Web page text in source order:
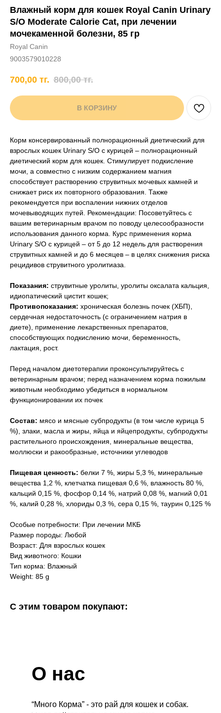
+7 706 407 30 81
Написать в WhatsApp
Влажный корм для кошек Royal Canin Urinary
S/O Moderate Calorie Cat, при лечении
мочекаменной болезни, 85 гр
Royal Canin
9003579010228
700,00 тг. 800,00 тг.
В КОРЗИНУ
Корм консервированный полнорационный диетический для
взрослых кошек Urinary S/O с курицей – полнорационный
диетический корм для кошек. Стимулирует подкисление
мочи, а совместно с низким содержанием магния
способствует растворению струвитных мочевых камней и
снижает риск их повторного образования. Также
рекомендуется при воспалении нижних отделов
мочевыводящих путей. Рекомендации: Посоветуйтесь с
вашим ветеринарным врачом по поводу целесообразности
использования данного корма. Курс применения корма
Urinary S/O с курицей – от 5 до 12 недель для растворения
струвитных камней и до 6 месяцев – в целях снижения риска
рецидивов струвитного уролитиаза.
Показания: струвитные уролиты, уролиты оксалата кальция,
идиопатический цистит кошек;
Противопоказания: хроническая болезнь почек (ХБП),
сердечная недостаточность (с ограничением натрия в
диете), применение лекарственных препаратов,
способствующих подкислению мочи, беременность,
лактация, рост.
Перед началом диетотерапии проконсультируйтесь с
ветеринарным врачом; перед назначением корма пожилым
животным необходимо убедиться в нормальном
функционировании их почек
Состав: мясо и мясные субпродукты (в том числе курица 5
%), злаки, масла и жиры, яйца и яйцепродукты, субпродукты
растительного происхождения, минеральные вещества,
моллюски и ракообразные, источники углеводов
Пищевая ценность: белки 7 %, жиры 5,3 %, минеральные
вещества 1,2 %, клетчатка пищевая 0,6 %, влажность 80 %,
кальций 0,15 %, фосфор 0,14 %, натрий 0,08 %, магний 0,01
%, калий 0,28 %, хлориды 0,3 %, сера 0,15 %, таурин 0,125 %
Особые потребности: При лечении МКБ
Размер породы: Любой
Возраст: Для взрослых кошек
Вид животного: Кошки
Тип корма: Влажный
Weight: 85 g
С этим товаром покупают:
“Много Корма” - это рай для кошек и собак.
О нас